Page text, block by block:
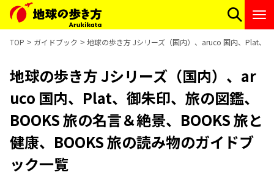
TOP ガイドブック 地球の歩き方 Jシリーズ（国内）、aruco 国内、Plat、
地球の歩き方 Jシリーズ（国内）、ar
uco 国内、Plat、御朱印、旅の図鑑、
BOOKS 旅の名言＆絶景、BOOKS 旅と
健康、BOOKS 旅の読み物のガイドブ
ック一覧